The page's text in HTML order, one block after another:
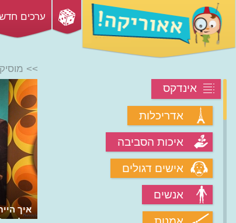
ערכים
אינדקס
אדריכלות
איכות הסביבה
אישים דגולים
אנשים
>>
איך
מהו כלי הנשיפה האלקטרוני אִיוִוי?